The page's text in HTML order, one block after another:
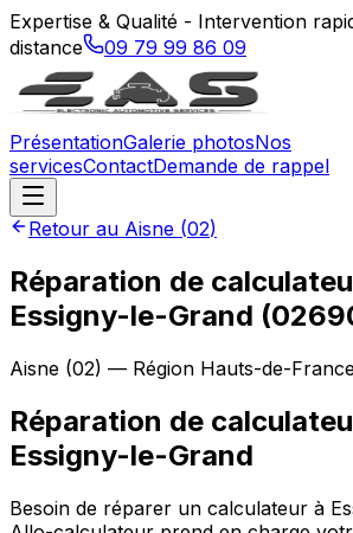
Expertise & Qualité - Intervention
distance
09 79 99 86 09
PrésentationGalerie photosNos
servicesContactDemande de rappel
Retour au Aisne (02)
Réparation de
Essigny-le-Grand
Aisne (02) — Région Hauts-de-
Réparation de
Essigny-le-Grand
Besoin de réparer un calculateur à